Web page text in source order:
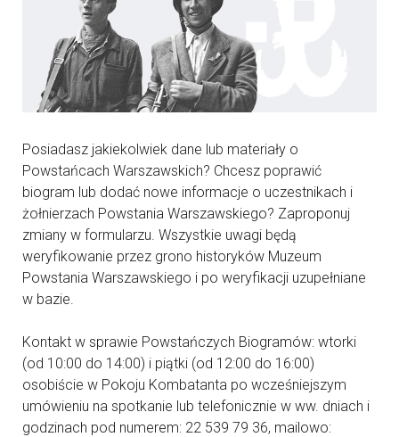
Posiadasz jakiekolwiek dane lub materiały o
Powstańcach Warszawskich? Chcesz poprawić
biogram lub dodać nowe informacje o uczestnikach i
żołnierzach Powstania Warszawskiego? Zaproponuj
zmiany w formularzu. Wszystkie uwagi będą
weryfikowanie przez grono historyków Muzeum
Powstania Warszawskiego i po weryfikacji uzupełniane
w bazie.
Kontakt w sprawie Powstańczych Biogramów: wtorki
(od 10:00 do 14:00) i piątki (od 12:00 do 16:00)
osobiście w Pokoju Kombatanta po wcześniejszym
umówieniu na spotkanie lub telefonicznie w ww. dniach i
godzinach pod numerem: 22 539 79 36, mailowo: